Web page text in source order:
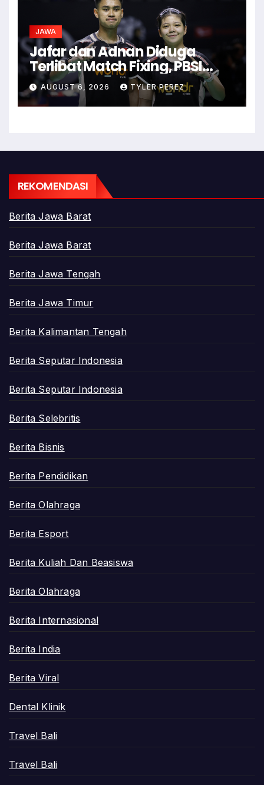
JAWA
Jafar dan Adnan Diduga
Terlibat Match Fixing, PBSI
Langsung Ubah Komposisi
Ganda Campuran
AUGUST 6, 2026 TYLER PEREZ
REKOMENDASI
Berita Jawa Barat
Berita Jawa Barat
Berita Jawa Tengah
Berita Jawa Timur
Berita Kalimantan Tengah
Berita Seputar Indonesia
Berita Seputar Indonesia
Berita Selebritis
Berita Bisnis
Berita Pendidikan
Berita Olahraga
Berita Esport
Berita Kuliah Dan Beasiswa
Berita Olahraga
Berita Internasional
Berita India
Berita Viral
Dental Klinik
Travel Bali
Travel Bali